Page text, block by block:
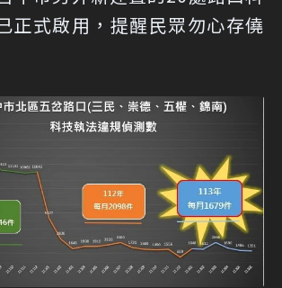
正式啟用，提醒民眾勿心存僥